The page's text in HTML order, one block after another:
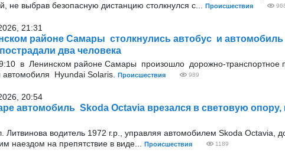
не выбрав безопасную дистанцию столкнулся с...
Происшествия
21:31
районе Самары столкнулись автобус и
два человека
в Ленинском районе Самары произошло дорожно-транспортное
автомобиля Hyundai Solaris.
Происшествия 989
20:54
автомобиль Skoda Octavia врезался в световую опору,
водитель 1972 г.р., управляя автомобилем Skoda Octavia,
наездом на препятствие в виде...
Происшествия 1189